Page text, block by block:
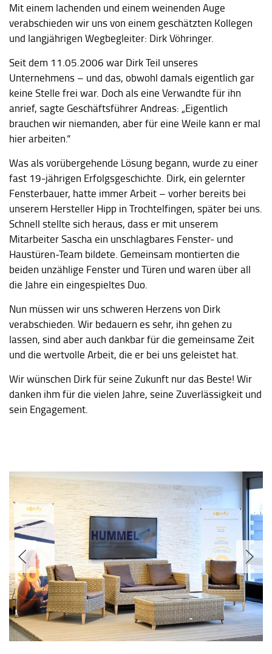
Mit einem lachenden und einem weinenden Auge
verabschieden wir uns von einem geschätzten Kollegen
und langjährigen Wegbegleiter: Dirk Vöhringer.
Seit dem 11.05.2006 war Dirk Teil unseres
Unternehmens – und das, obwohl damals eigentlich gar
keine Stelle frei war. Doch als eine Verwandte für ihn
anrief, sagte Geschäftsführer Andreas: „Eigentlich
brauchen wir niemanden, aber für eine Weile kann er mal
hier arbeiten.“
Was als vorübergehende Lösung begann, wurde zu einer
fast 19-jährigen Erfolgsgeschichte. Dirk, ein gelernter
Fensterbauer, hatte immer Arbeit – vorher bereits bei
unserem Hersteller Hipp in Trochtelfingen, später bei uns.
Schnell stellte sich heraus, dass er mit unserem
Mitarbeiter Sascha ein unschlagbares Fenster- und
Haustüren-Team bildete. Gemeinsam montierten die
beiden unzählige Fenster und Türen und waren über all
die Jahre ein eingespieltes Duo.
Nun müssen wir uns schweren Herzens von Dirk
verabschieden. Wir bedauern es sehr, ihn gehen zu
lassen, sind aber auch dankbar für die gemeinsame Zeit
und die wertvolle Arbeit, die er bei uns geleistet hat.
Wir wünschen Dirk für seine Zukunft nur das Beste! Wir
danken ihm für die vielen Jahre, seine Zuverlässigkeit und
sein Engagement.